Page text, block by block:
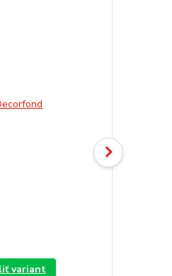
variant